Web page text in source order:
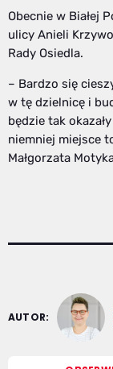
Obecnie w Białej
ulicy Anieli
Rady Osiedla.
– Bardzo się
w tę dzielnicę i
będzie tak
niemniej miejsce
Małgorzata
AUTOR: